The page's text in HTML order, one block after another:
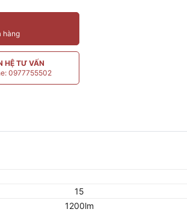
hàng
HỆ TƯ VẤN
0977755502
15
1200lm